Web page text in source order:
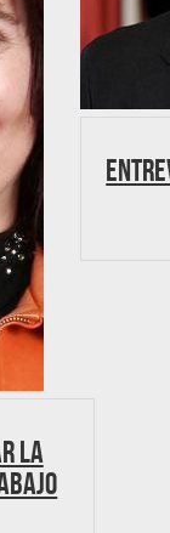
la